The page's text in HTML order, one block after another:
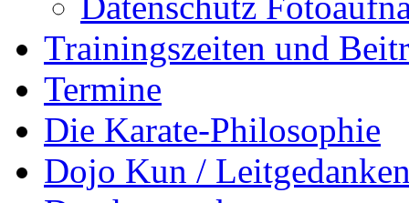
Trainingszeiten und
Termine
Die Karate-Philosophie
Dojo Kun /